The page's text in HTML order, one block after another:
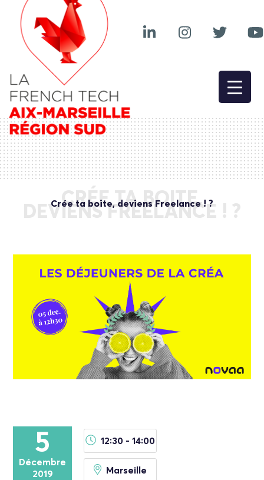
CRÉE TA BOITE,
DEVIENS FREELANCE ! ?
Crée ta boite, deviens Freelance ! ?
5
Décembre
2019
12:30 - 14:00
Marseille